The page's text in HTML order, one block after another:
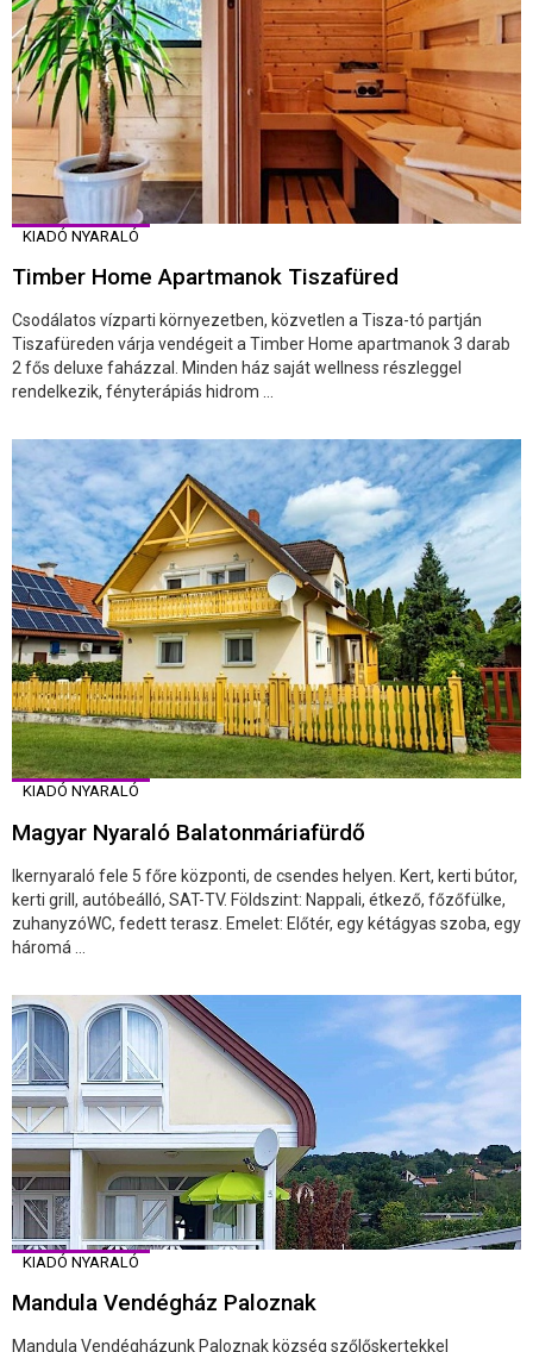
KIADÓ NYARALÓ
Timber Home Apartmanok Tiszafüred
Csodálatos vízparti környezetben, közvetlen a Tisza-tó partján
Tiszafüreden várja vendégeit a Timber Home apartmanok 3 darab
2 fős deluxe faházzal. Minden ház saját wellness részleggel
rendelkezik, fényterápiás hidrom ...
KIADÓ NYARALÓ
Magyar Nyaraló Balatonmáriafürdő
Ikernyaraló fele 5 főre központi, de csendes helyen. Kert, kerti bútor,
kerti grill, autóbeálló, SAT-TV. Földszint: Nappali, étkező, főzőfülke,
zuhanyzóWC, fedett terasz. Emelet: Előtér, egy kétágyas szoba, egy
háromá ...
KIADÓ NYARALÓ
Mandula Vendégház Paloznak
Mandula Vendégházunk Paloznak község szőlőskertekkel